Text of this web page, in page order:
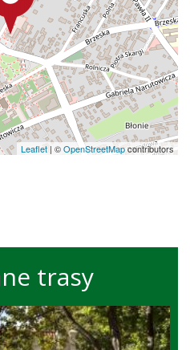
Leaflet | ©OpenStreetMapcontributors
trasy